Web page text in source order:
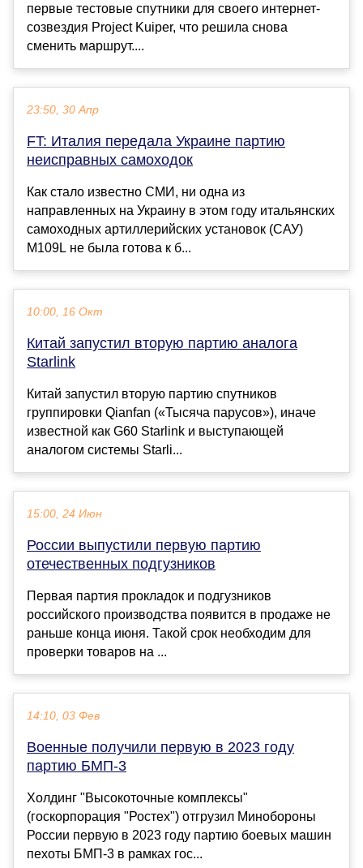
первые тестовые спутники для своего интернет-
созвездия Project Kuiper, что решила снова
сменить маршрут....
23:50, 30 Апр
FT: Италия передала Украине партию
неисправных самоходок
Как стало известно СМИ, ни одна из
направленных на Украину в этом году итальянских
самоходных артиллерийских установок (САУ)
M109L не была готова к б...
10:00, 16 Окт
Китай запустил вторую партию аналога
Starlink
Китай запустил вторую партию спутников
группировки Qianfan («Тысяча парусов»), иначе
известной как G60 Starlink и выступающей
аналогом системы Starli...
15:00, 24 Июн
России выпустили первую партию
отечественных подгузников
Первая партия прокладок и подгузников
российского производства появится в продаже не
раньше конца июня. Такой срок необходим для
проверки товаров на ...
14:10, 03 Фев
Военные получили первую в 2023 году
партию БМП-3
Холдинг "Высокоточные комплексы"
(госкорпорация "Ростех") отгрузил Минобороны
России первую в 2023 году партию боевых машин
пехоты БМП-3 в рамках гос...